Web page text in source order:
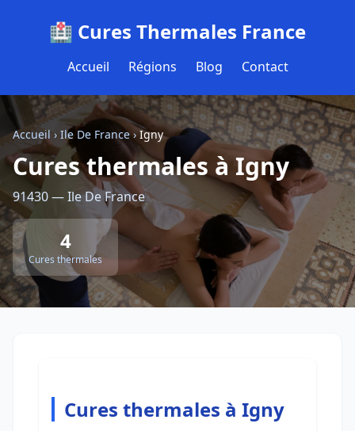
🏥 Cures Thermales France
Accueil Régions Blog Contact
Accueil› Ile De France›Igny
Cures thermales à Igny
91430 — Ile De France
4
Cures thermales
Cures thermales à Igny